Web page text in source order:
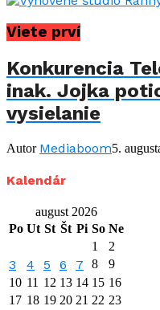
Viete prví
Konkurencia
inak. Jojka
vysielanie
Autor Mediaboom5.
Kalendár
august 2026
Po Ut St Št Pi So Ne
1
2
3 4 5 6 7 8
9
10 11 12 13 14 15 16
17 18 19 20 21 22 23